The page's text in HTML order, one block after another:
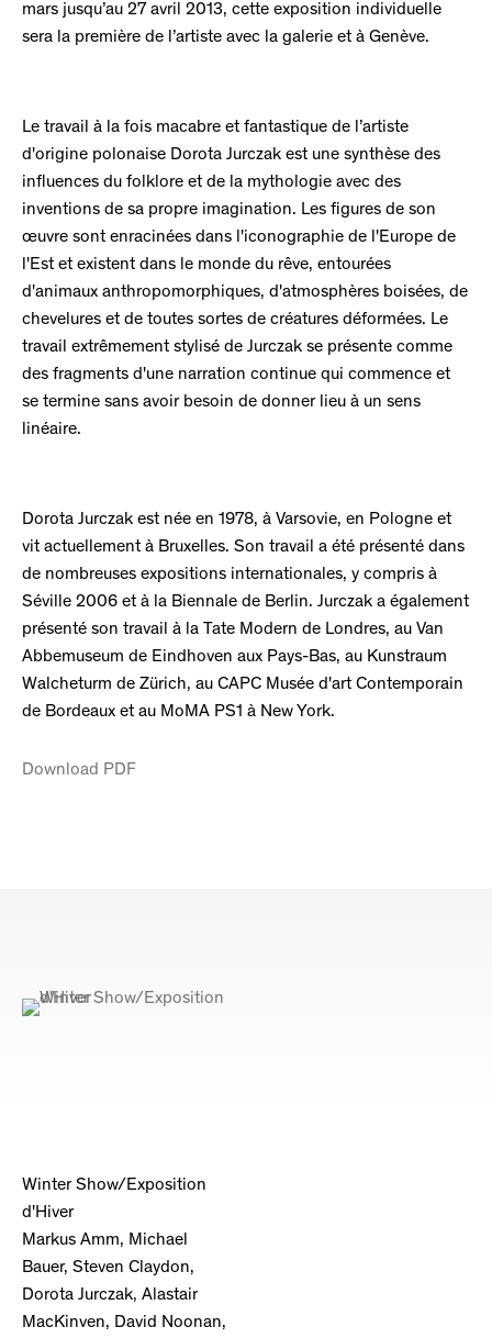
mars jusqu’au 27 avril 2013, cette exposition individuelle
sera la première de l’artiste avec la galerie et à Genève.
Le travail à la fois macabre et fantastique de l’artiste
d'origine polonaise Dorota Jurczak est une synthèse des
influences du folklore et de la mythologie avec des
inventions de sa propre imagination. Les figures de son
œuvre sont enracinées dans l'iconographie de l'Europe de
l'Est et existent dans le monde du rêve, entourées
d'animaux anthropomorphiques, d'atmosphères boisées, de
chevelures et de toutes sortes de créatures déformées. Le
travail extrêmement stylisé de Jurczak se présente comme
des fragments d'une narration continue qui commence et
se termine sans avoir besoin de donner lieu à un sens
linéaire.
Dorota Jurczak est née en 1978, à Varsovie, en Pologne et
vit actuellement à Bruxelles. Son travail a été présenté dans
de nombreuses expositions internationales, y compris à
Séville 2006 et à la Biennale de Berlin. Jurczak a également
présenté son travail à la Tate Modern de Londres, au Van
Abbemuseum de Eindhoven aux Pays-Bas, au Kunstraum
Walcheturm de Zürich, au CAPC Musée d'art Contemporain
de Bordeaux et au MoMA PS1 à New York.
Download PDF
Winter Show/Exposition
d'Hiver
Markus Amm, Michael
Bauer, Steven Claydon,
Dorota Jurczak, Alastair
MacKinven, David Noonan,